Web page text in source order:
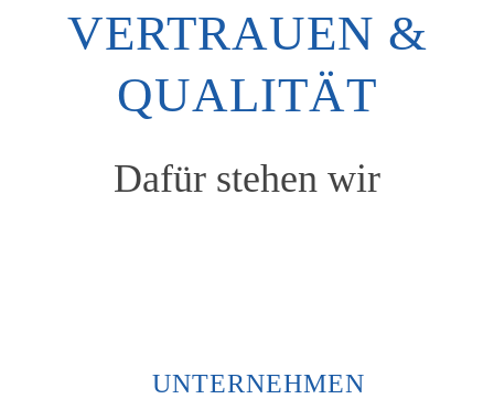
VERTRAUEN &
QUALITÄT
Dafür stehen wir
UNTERNEHMEN